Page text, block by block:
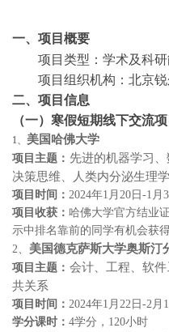
一、项目概要
项目类型：学术及科
项目组织机构： 北京
二、 项目 信息
（一）寒假短期线下交流项
1、 美国哈佛大学
项目主题： 先进的机器学习
决策思维
人类内分泌生理学
项目时间： 2024年1 月 20日-1 月
项目收获： 哈佛大学官方结业
示中排名靠前的同学有机会获
2
美国德克萨斯大学奥斯汀
项目 主题 ： 会计、 工程 、软
共关系
项目时间： 2024年1 月 22 日-2 月
学分课时： 4学分， 120小时